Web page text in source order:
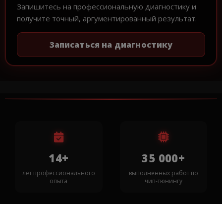
Запишитесь на профессиональную диагностику и
получите точный, аргументированный результат.
Записаться на диагностику
14+
лет профессионального
опыта
35 000+
выполненных работ по
чип-тюнингу